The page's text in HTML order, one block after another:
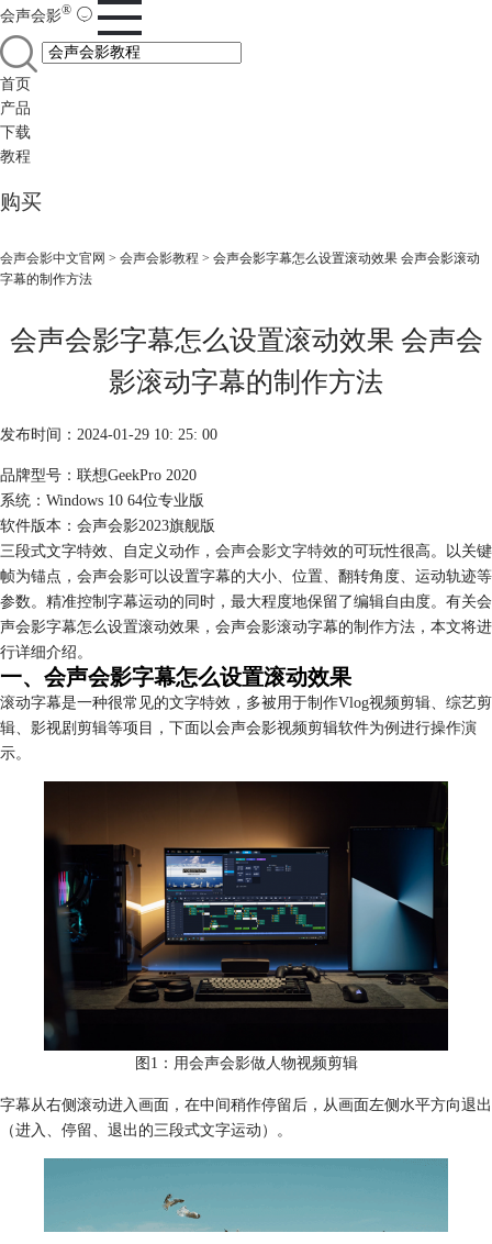
会声会影®
首页
产品
下载
教程
购买
会声会影中文官网 > 会声会影教程 > 会声会影字幕怎么设置滚动效果 会声会影滚动
字幕的制作方法
会声会影字幕怎么设置滚动效果 会声会
影滚动字幕的制作方法
发布时间：2024-01-29 10: 25: 00
品牌型号：联想GeekPro 2020
系统：Windows 10 64位专业版
软件版本：会声会影2023旗舰版
三段式文字特效、自定义动作， 会声会影文字特效的可玩性很高。以关键
帧为锚点，会声会影可以设置字幕的大小、位置、翻转角度、运动轨迹等
参数。精准控制字幕运动的同时，最大程度地保留了编辑自由度。有关会
声会影字幕怎么设置滚动效果，会声会影滚动字幕的制作方法，本文将进
行详细介绍。
一、会声会影字幕怎么设置滚动效果
滚动字幕是一种很常见的文字特效，多被用于制作Vlog视频剪辑、综艺剪
辑、影视剧剪辑等项目，下面以会声会影视频剪辑软件为例进行操作演
示。
图1：用会声会影做人物视频剪辑
字幕从右侧滚动进入画面，在中间稍作停留后，从画面左侧水平方向退出
（进入、停留、退出的三段式文字运动）。